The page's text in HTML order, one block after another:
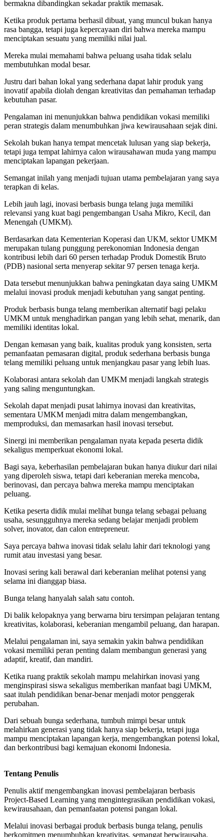
bermakna dibandingkan sekadar praktik memasak.
Ketika produk pertama berhasil dibuat, yang muncul bukan hanya
rasa bangga, tetapi juga kepercayaan diri bahwa mereka mampu
menciptakan sesuatu yang memiliki nilai jual.
Mereka mulai memahami bahwa peluang usaha tidak selalu
membutuhkan modal besar.
Justru dari bahan lokal yang sederhana dapat lahir produk yang
inovatif apabila diolah dengan kreativitas dan pemahaman terhadap
kebutuhan pasar.
Pengalaman ini menunjukkan bahwa pendidikan vokasi memiliki
peran strategis dalam menumbuhkan jiwa kewirausahaan sejak dini.
Sekolah bukan hanya tempat mencetak lulusan yang siap bekerja,
tetapi juga tempat lahirnya calon wirausahawan muda yang mampu
menciptakan lapangan pekerjaan.
Semangat inilah yang menjadi tujuan utama pembelajaran yang saya
terapkan di kelas.
Lebih jauh lagi, inovasi berbasis bunga telang juga memiliki
relevansi yang kuat bagi pengembangan Usaha Mikro, Kecil, dan
Menengah (UMKM).
Berdasarkan data Kementerian Koperasi dan UKM, sektor UMKM
merupakan tulang punggung perekonomian Indonesia dengan
kontribusi lebih dari 60 persen terhadap Produk Domestik Bruto
(PDB) nasional serta menyerap sekitar 97 persen tenaga kerja.
Data tersebut menunjukkan bahwa peningkatan daya saing UMKM
melalui inovasi produk menjadi kebutuhan yang sangat penting.
Produk berbasis bunga telang memberikan alternatif bagi pelaku
UMKM untuk menghadirkan pangan yang lebih sehat, menarik, dan
memiliki identitas lokal.
Dengan kemasan yang baik, kualitas produk yang konsisten, serta
pemanfaatan pemasaran digital, produk sederhana berbasis bunga
telang memiliki peluang untuk menjangkau pasar yang lebih luas.
Kolaborasi antara sekolah dan UMKM menjadi langkah strategis
yang saling menguntungkan.
Sekolah dapat menjadi pusat lahirnya inovasi dan kreativitas,
sementara UMKM menjadi mitra dalam mengembangkan,
memproduksi, dan memasarkan hasil inovasi tersebut.
Sinergi ini memberikan pengalaman nyata kepada peserta didik
sekaligus memperkuat ekonomi lokal.
Bagi saya, keberhasilan pembelajaran bukan hanya diukur dari nilai
yang diperoleh siswa, tetapi dari keberanian mereka mencoba,
berinovasi, dan percaya bahwa mereka mampu menciptakan
peluang.
Ketika peserta didik mulai melihat bunga telang sebagai peluang
usaha, sesungguhnya mereka sedang belajar menjadi problem
solver, inovator, dan calon entrepreneur.
Saya percaya bahwa inovasi tidak selalu lahir dari teknologi yang
rumit atau investasi yang besar.
Inovasi sering kali berawal dari keberanian melihat potensi yang
selama ini dianggap biasa.
Bunga telang hanyalah salah satu contoh.
Di balik kelopaknya yang berwarna biru tersimpan pelajaran tentang
kreativitas, kolaborasi, keberanian mengambil peluang, dan harapan.
Melalui pengalaman ini, saya semakin yakin bahwa pendidikan
vokasi memiliki peran penting dalam membangun generasi yang
adaptif, kreatif, dan mandiri.
Ketika ruang praktik sekolah mampu melahirkan inovasi yang
menginspirasi siswa sekaligus memberikan manfaat bagi UMKM,
saat itulah pendidikan benar-benar menjadi motor penggerak
perubahan.
Dari sebuah bunga sederhana, tumbuh mimpi besar untuk
melahirkan generasi yang tidak hanya siap bekerja, tetapi juga
mampu menciptakan lapangan kerja, mengembangkan potensi lokal,
dan berkontribusi bagi kemajuan ekonomi Indonesia.
Tentang Penulis
Penulis aktif mengembangkan inovasi pembelajaran berbasis
Project-Based Learning yang mengintegrasikan pendidikan vokasi,
kewirausahaan, dan pemanfaatan potensi pangan lokal.
Melalui inovasi berbagai produk berbasis bunga telang, penulis
berkomitmen menumbuhkan kreativitas, semangat berwirausaha,